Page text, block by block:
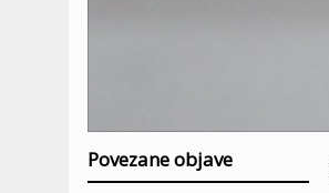
Povezane objave